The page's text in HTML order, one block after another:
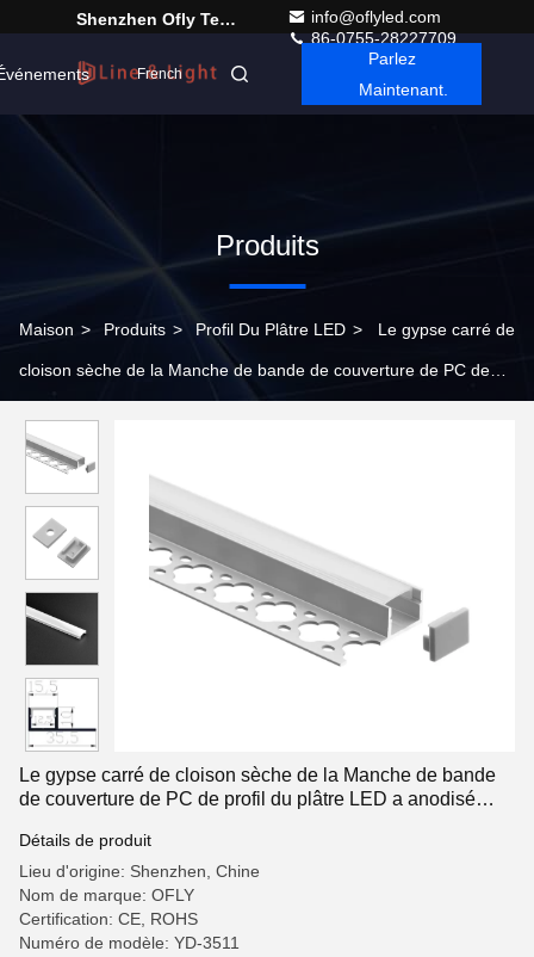
Shenzhen Ofly Technology Co.,Limited
info@oflyled.com
86-0755-28227709
French
Parlez
Maintenant.
Produits
Maison > Produits > Profil Du Plâtre LED > Le gypse carré de
cloison sèche de la Manche de bande de couverture de PC de
Le gypse carré de cloison sèche de la Manche de bande
de couverture de PC de profil du plâtre LED a anodisé
Détails de produit
Lieu d'origine: Shenzhen, Chine
Nom de marque: OFLY
Certification: CE, ROHS
Numéro de modèle: YD-3511